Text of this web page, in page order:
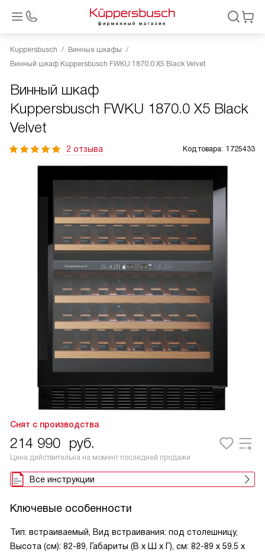
Kuppersbusch
Винные шкафы
Винный шкаф Kuppersbusch FWKU 1870.0 X5 Black Velvet
Винный шкаф
Kuppersbusch FWKU 1870.0 X5 Black
Velvet
2 отзыва Код товара: 1725433
Снят с производства
214 990 руб.
Цена действительна на момент последней продажи
Все инструкции
Ключевые особенности
Тип: встраиваемый, Вид встраивания: под столешницу,
Высота (см): 82-89, Габариты (В х Ш х Г), см: 82-89 х 59.5 х